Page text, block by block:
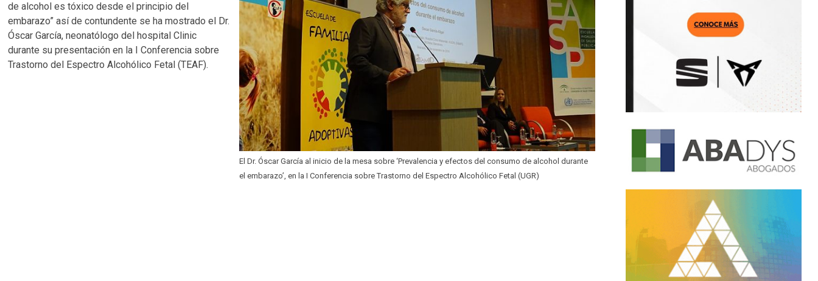
El Dr. Óscar García al inicio de la mesa sobre ‘Prevalencia y efectos del consumo de alcohol durante
el embarazo’, en la I Conferencia sobre Trastorno del Espectro Alcohólico Fetal (UGR)
de alcohol es tóxico desde el principio del
embarazo” así de contundente se ha mostrado el Dr.
Óscar García, neonatólogo del hospital Clinic
durante su presentación en la I Conferencia sobre
Trastorno del Espectro Alcohólico Fetal (TEAF).